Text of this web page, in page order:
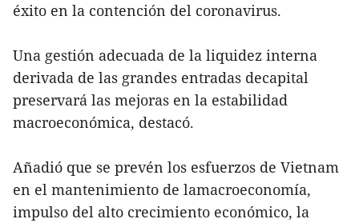
éxito en la contención del coronavirus.
Una gestión adecuada de la liquidez interna
derivada de las grandes entradas decapital
preservará las mejoras en la estabilidad
macroeconómica, destacó.
Añadió que se prevén los esfuerzos de Vietnam
en el mantenimiento de lamacroeconomía,
impulso del alto crecimiento económico, la